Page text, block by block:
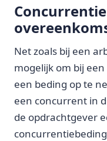
Net zoals bij een
mogelijk om bij
een beding op te
een concurrent in
de opdrachtgever